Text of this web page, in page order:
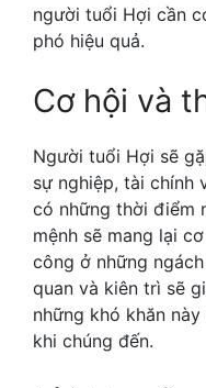
người tuổi Hợi cần
phó hiệu quả.
Cơ hội và
Người tuổi Hợi sẽ
sự nghiệp, tài chính
có những thời điểm
mệnh sẽ mang lại
công ở những
quan và kiên trì sẽ
những khó khăn
khi chúng đến.